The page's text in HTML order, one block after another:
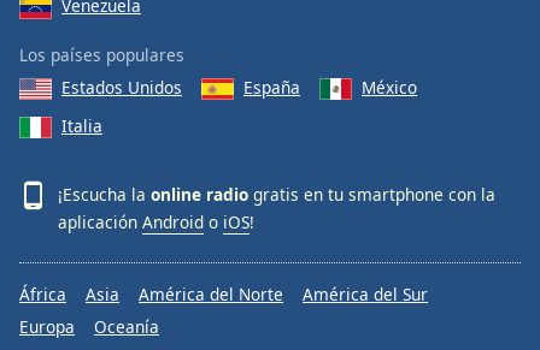
Venezuela
Los países populares
Estados Unidos
España
México
Italia
¡Escucha la online radio gratis en tu smartphone con la
aplicación Android o iOS!
África Asia América del Norte
América del Sur
Europa
Oceanía